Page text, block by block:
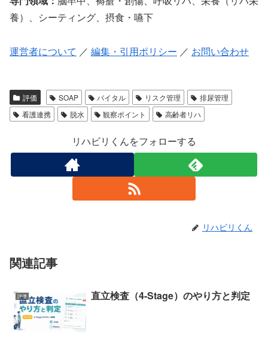
養）、シーティング、摂食・嚥下
運営者について ／ 編集・引用ポリシー ／ お問い合わせ
評価 SOAP バイタル リスク管理
排尿管理
看護連携
脱水 観察ポイント 高齢者リハ
リハビリくんをフォローする
リハビリくん
関連記事
評価 直立検査（4-Stage）のやり方と判定